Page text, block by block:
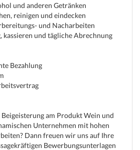
und anderen Getränken
reinigen und eindecken
und Nacharbeiten
kassieren und tägliche Abrechnung
Bezahlung
Beigeisterung am Produkt Wein und
Unternehmen mit hohen
Dann freuen wir uns auf Ihre
Bewerbungsunterlagen